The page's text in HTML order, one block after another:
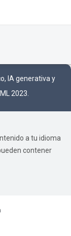
IA generativa y
2023.
a tu idioma
contener